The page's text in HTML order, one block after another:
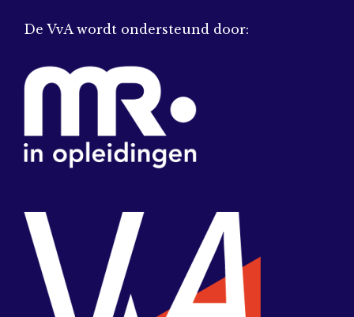
De VvA wordt ondersteund door: